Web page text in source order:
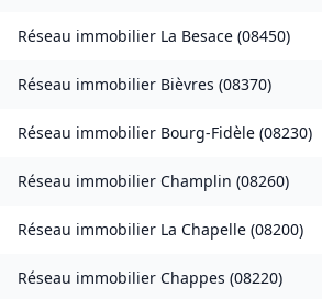
Réseau immobilier La Besace (08450)
Réseau immobilier Bièvres (08370)
Réseau immobilier Bourg-Fidèle (08230)
Réseau immobilier Champlin (08260)
Réseau immobilier La Chapelle (08200)
Réseau immobilier Chappes (08220)